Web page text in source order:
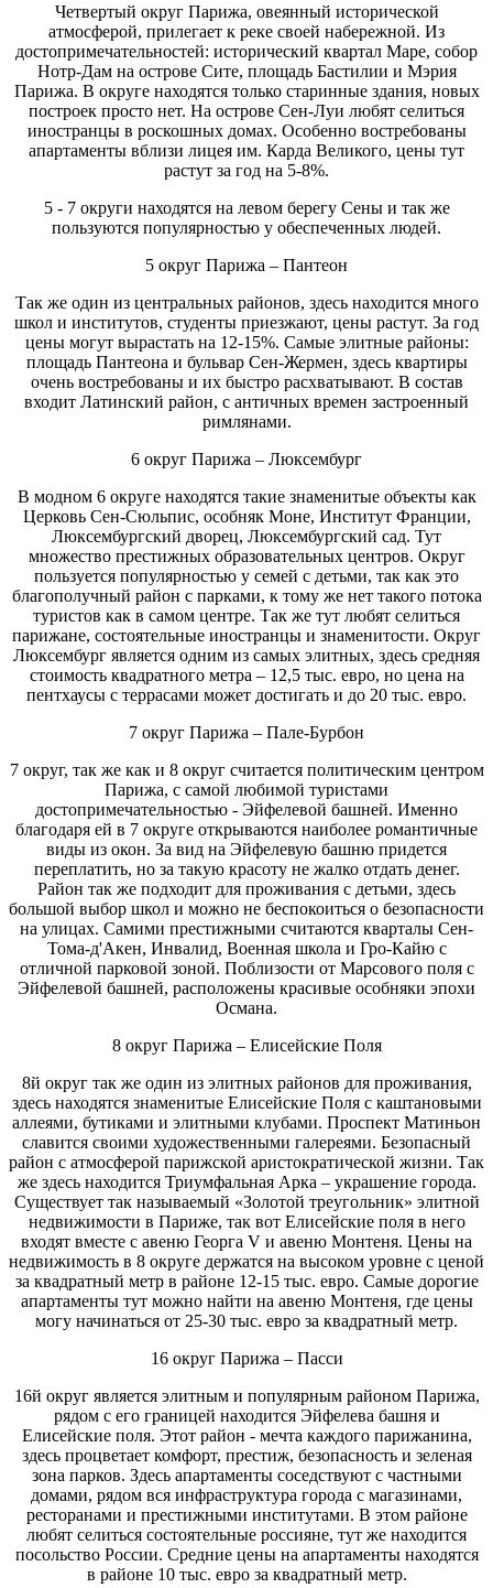
Четвертый округ Парижа, овеянный исторической
атмосферой, прилегает к реке своей набережной. Из
достопримечательностей: исторический квартал Маре, собор
Нотр-Дам на острове Сите, площадь Бастилии и Мэрия
Парижа. В округе находятся только старинные здания, новых
построек просто нет. На острове Сен-Луи любят селиться
иностранцы в роскошных домах. Особенно востребованы
апартаменты вблизи лицея им. Карда Великого, цены тут
растут за год на 5-8%.
5 - 7 округи находятся на левом берегу Сены и так же
пользуются популярностью у обеспеченных людей.
5 округ Парижа – Пантеон
Так же один из центральных районов, здесь находится много
школ и институтов, студенты приезжают, цены растут. За год
цены могут вырастать на 12-15%. Самые элитные районы:
площадь Пантеона и бульвар Сен-Жермен, здесь квартиры
очень востребованы и их быстро расхватывают. В состав
входит Латинский район, с античных времен застроенный
римлянами.
6 округ Парижа – Люксембург
В модном 6 округе находятся такие знаменитые объекты как
Церковь Сен-Сюльпис, особняк Моне, Институт Франции,
Люксембургский дворец, Люксембургский сад. Тут
множество престижных образовательных центров. Округ
пользуется популярностью у семей с детьми, так как это
благополучный район с парками, к тому же нет такого потока
туристов как в самом центре. Так же тут любят селиться
парижане, состоятельные иностранцы и знаменитости. Округ
Люксембург является одним из самых элитных, здесь средняя
стоимость квадратного метра – 12,5 тыс. евро, но цена на
пентхаусы с террасами может достигать и до 20 тыс. евро.
7 округ Парижа – Пале-Бурбон
7 округ, так же как и 8 округ считается политическим центром
Парижа, с самой любимой туристами
достопримечательностью - Эйфелевой башней. Именно
благодаря ей в 7 округе открываются наиболее романтичные
виды из окон. За вид на Эйфелевую башню придется
переплатить, но за такую красоту не жалко отдать денег.
Район так же подходит для проживания с детьми, здесь
большой выбор школ и можно не беспокоиться о безопасности
на улицах. Самими престижными считаются кварталы Сен-
Тома-д'Акен, Инвалид, Военная школа и Гро-Кайю с
отличной парковой зоной. Поблизости от Марсового поля с
Эйфелевой башней, расположены красивые особняки эпохи
Османа.
8 округ Парижа – Елисейские Поля
8й округ так же один из элитных районов для проживания,
здесь находятся знаменитые Елисейские Поля с каштановыми
аллеями, бутиками и элитными клубами. Проспект Матиньон
славится своими художественными галереями. Безопасный
район с атмосферой парижской аристократической жизни. Так
же здесь находится Триумфальная Арка – украшение города.
Существует так называемый «Золотой треугольник» элитной
недвижимости в Париже, так вот Елисейские поля в него
входят вместе с авеню Георга V и авеню Монтеня. Цены на
недвижимость в 8 округе держатся на высоком уровне с ценой
за квадратный метр в районе 12-15 тыс. евро. Самые дорогие
апартаменты тут можно найти на авеню Монтеня, где цены
могу начинаться от 25-30 тыс. евро за квадратный метр.
16 округ Парижа – Пасси
16й округ является элитным и популярным районом Парижа,
рядом с его границей находится Эйфелева башня и
Елисейские поля. Этот район - мечта каждого парижанина,
здесь процветает комфорт, престиж, безопасность и зеленая
зона парков. Здесь апартаменты соседствуют с частными
домами, рядом вся инфраструктура города с магазинами,
ресторанами и престижными институтами. В этом районе
любят селиться состоятельные россияне, тут же находится
посольство России. Средние цены на апартаменты находятся
в районе 10 тыс. евро за квадратный метр.